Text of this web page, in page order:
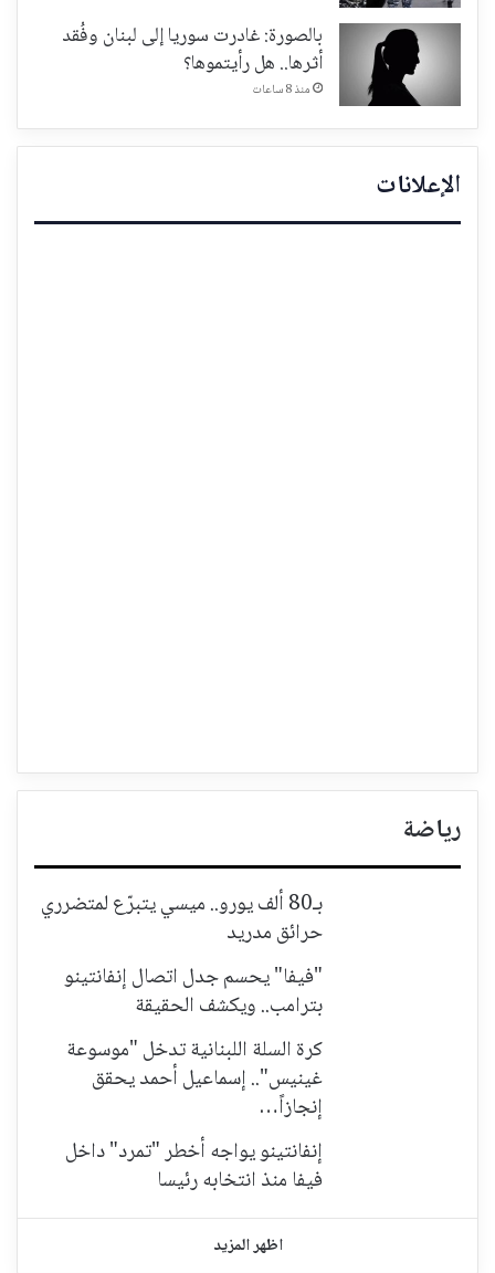
بالصورة: غادرت سوريا إلى لبنان وفُقد
أثرها.. هل رأيتموها؟
منذ 8 ساعات
الإعلانات
رياضة
بـ80 ألف يورو.. ميسي يتبرّع لمتضرري
حرائق مدريد
"فيفا" يحسم جدل اتصال إنفانتينو
بترامب.. ويكشف الحقيقة
كرة السلة اللبنانية تدخل "موسوعة
غينيس".. إسماعيل أحمد يحقق
إنجازاً…
إنفانتينو يواجه أخطر "تمرد" داخل
فيفا منذ انتخابه رئيسا
اظهر المزيد